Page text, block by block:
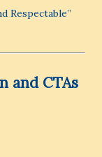
Respectable”
and CTAs